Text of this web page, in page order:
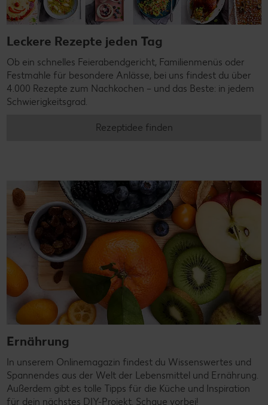
Leckere Rezepte jeden Tag
Ob ein schnelles Feierabendgericht, Familienmenüs oder
Festmahle für besondere Anlässe, bei uns findest du über
4.000 Rezepte zum Nachkochen – und das Beste: in jedem
Schwierigkeitsgrad.
Rezeptidee finden
Ernährung
In unserem Onlinemagazin findest du Wissenswertes und
Spannendes aus der Welt der Lebensmittel und Ernährung.
Außerdem gibt es tolle Tipps für die Küche und Inspiration
für dein nächstes DIY-Projekt. Schaue vorbei!